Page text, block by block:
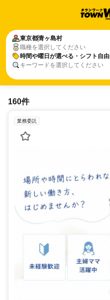
東京都青ヶ島村
職種を選択してください
時間や曜日が選べる・シフト自由
キーワードを選択してください
160件
業務委託